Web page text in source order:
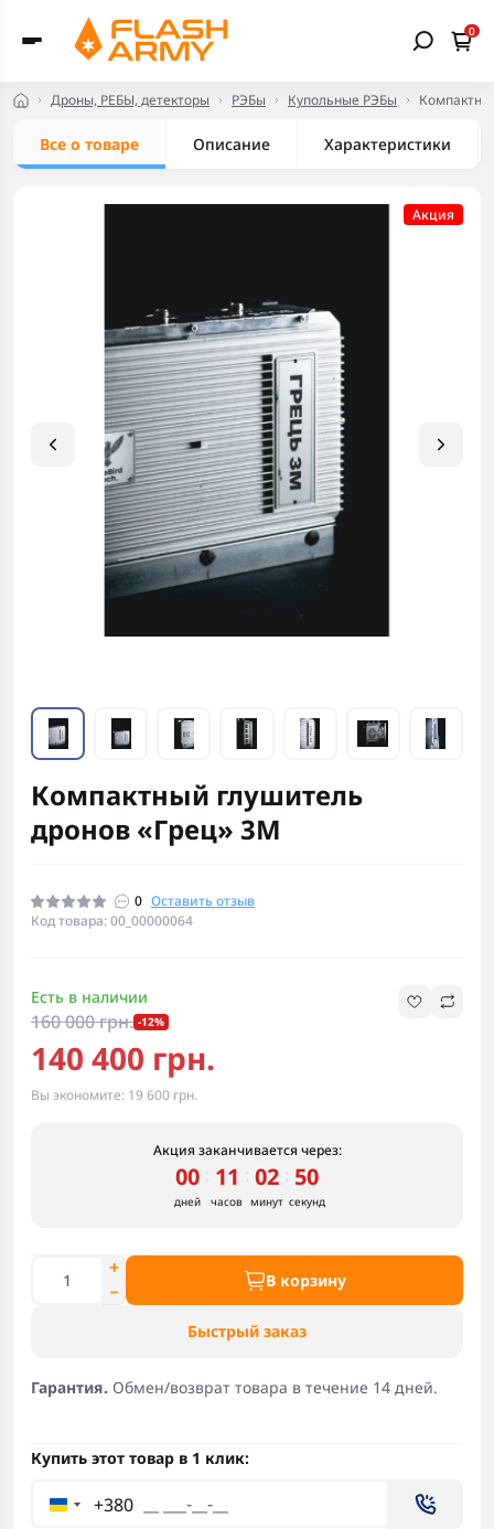
0
Дроны, РЕБЫ, детекторы РЭБы Купольные РЭБы
Все о товаре Описание Характеристики
Акция
Компактный глушитель
дронов «Грец» 3М
0 Оставить отзыв
Код товара: 00_00000064
Есть в наличии
160 000 грн. -12%
140 400 грн.
Вы экономите: 19 600 грн.
Акция заканчивается через:
00
дней
: 11
часов
: 02
минут
: 49
секунд
В корзину
Быстрый заказ
Гарантия. Обмен/возврат товара в течение 14 дней.
Купить этот товар в 1 клик:
+380